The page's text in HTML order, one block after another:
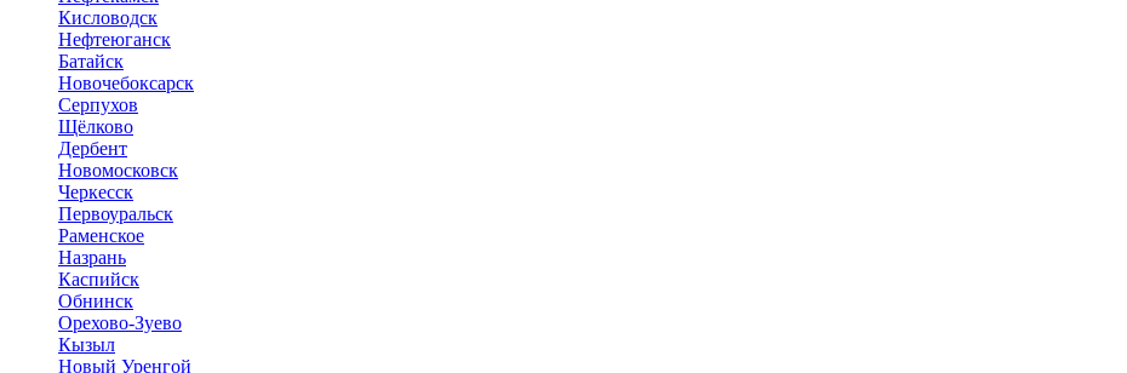
Кисловодск
Нефтеюганск
Батайск
Новочебоксарск
Серпухов
Щёлково
Дербент
Новомосковск
Черкесск
Первоуральск
Раменское
Назрань
Каспийск
Обнинск
Орехово-Зуево
Кызыл
Новый Уренгой